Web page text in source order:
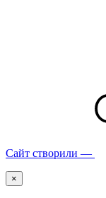
Сайт створили —
×